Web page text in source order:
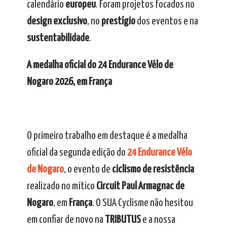
calendário europeu. Foram projetos focados no
design exclusivo, no prestígiodos eventos e na
sustentabilidade.
A medalha oficial do 24 Endurance Vélo de
Nogaro 2026, em França
O primeiro trabalho em destaque é a medalha
oficial da segunda edição do 24 Endurance Vélo
de Nogaro, o evento de ciclismo de resistência
realizado no mítico Circuit Paul Armagnac de
Nogaro, em França. O SUA Cyclisme não hesitou
em confiar de novo na
TRIBUTUSe a nossa